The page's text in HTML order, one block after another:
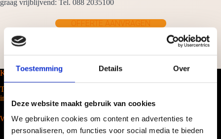
Toestemming Details Over
Deze website maakt gebruik van cookies
We gebruiken cookies om content en advertenties te
personaliseren, om functies voor social media te bieden
graag vrijblijvend: Tel. 088 2035100
OFFERTE AANVRAGEN
Koffiebarhuren
Tel. 088-2035100
info@barcompany.nl
Wij werken landelijk